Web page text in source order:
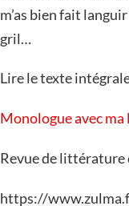
m’as bien fait
gril…
Lire le texte
Monologue avec ma
Revue de littérature
https://